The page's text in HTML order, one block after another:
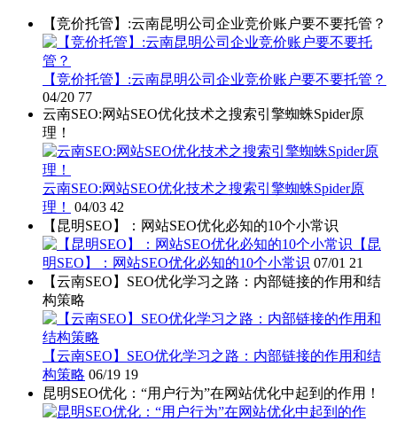
【竞价托管】:云南昆明公司企业竞价账户要不要托管？
【竞价托管】:云南昆明公司企业竞价账户要不要托管？
04/20 77
云南SEO:网站SEO优化技术之搜索引擎蜘蛛Spider原
理！
云南SEO:网站SEO优化技术之搜索引擎蜘蛛Spider原
理！
04/03 42
【昆明SEO】：网站SEO优化必知的10个小常识
【昆
明SEO】：网站SEO优化必知的10个小常识 07/01 21
【云南SEO】SEO优化学习之路：内部链接的作用和结
构策略
【云南SEO】SEO优化学习之路：内部链接的作用和结
构策略 06/19 19
昆明SEO优化：“用户行为”在网站优化中起到的作用！